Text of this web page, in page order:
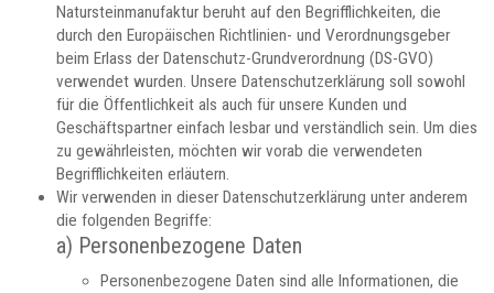
Natursteinmanufaktur beruht auf den Begrifflichkeiten, die
durch den Europäischen Richtlinien- und Verordnungsgeber
beim Erlass der Datenschutz-Grundverordnung (DS-GVO)
verwendet wurden. Unsere Datenschutzerklärung soll sowohl
für die Öffentlichkeit als auch für unsere Kunden und
Geschäftspartner einfach lesbar und verständlich sein. Um dies
zu gewährleisten, möchten wir vorab die verwendeten
Begrifflichkeiten erläutern.
Wir verwenden in dieser Datenschutzerklärung unter anderem
die folgenden Begriffe:
a) Personenbezogene Daten
Personenbezogene Daten sind alle Informationen, die